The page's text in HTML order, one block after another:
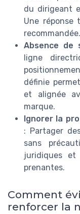
du dirigeant
Une réponse
recommandée.
Absence de
ligne
définie
et alignée
marque.
Ignorer la
: Partager
sans
juridiques
prenantes.
Comment
renforcer la